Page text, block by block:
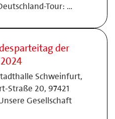
Tour: …
der
Schweinfurt,
Straße 20, 97421
Gesellschaft